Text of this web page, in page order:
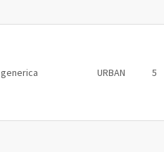
generica URBAN 5